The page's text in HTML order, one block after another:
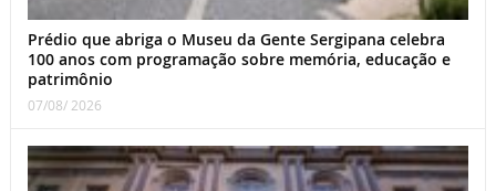
Prédio que abriga o Museu da Gente Sergipana celebra
100 anos com programação sobre memória, educação e
patrimônio
07/08/ 2026